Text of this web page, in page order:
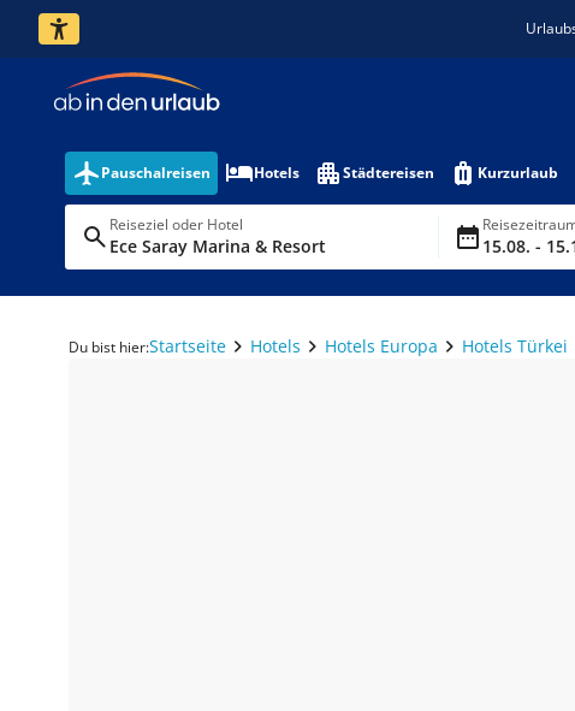
Pauschalreisen Hotels Städtereisen Kurzurlaub
Reiseziel oder Hotel
Ece Saray Marina & Resort 15.08. -
Du bist hier:Startseite Hotels Hotels Europa Hotels Türkei